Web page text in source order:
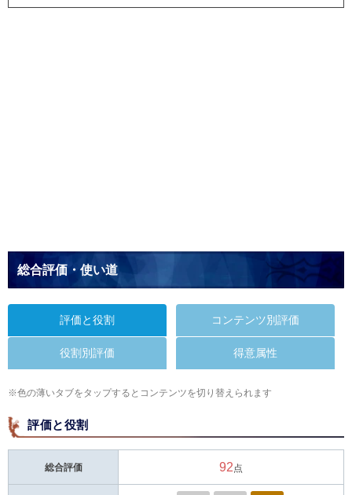
総合評価・使い道
評価と役割 コンテンツ別評価
役割別評価 得意属性
※色の薄いタブをタップするとコンテンツを切り替えられます
評価と役割
総合評価 92 点